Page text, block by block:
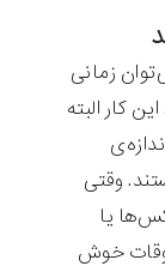
زمانی
کار البته
وقتی
یا
خوش